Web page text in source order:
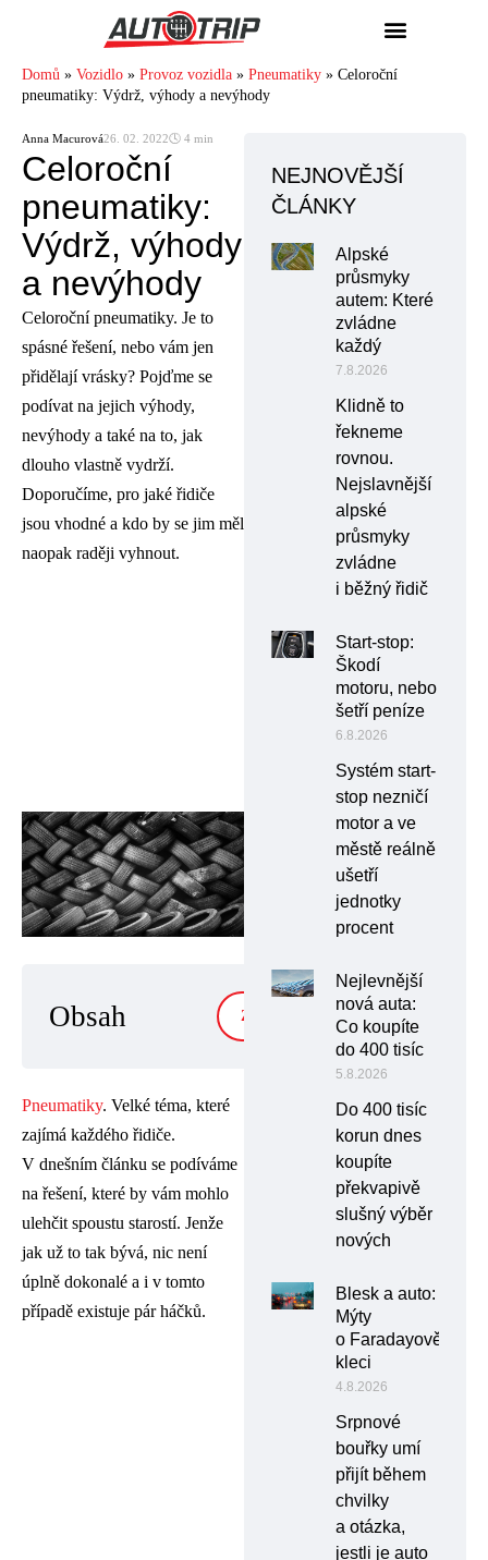
Domů » Vozidlo » Provoz vozidla » Pneumatiky » Celoroční
pneumatiky: Výdrž, výhody a nevýhody
Anna Macurová26. 02. 2022🕓 4 min
Celoroční
pneumatiky:
Výdrž, výhody
a nevýhody
Celoroční pneumatiky. Je to
spásné řešení, nebo vám jen
přidělají vrásky? Pojďme se
podívat na jejich výhody,
nevýhody a také na to, jak
dlouho vlastně vydrží.
Doporučíme, pro jaké řidiče
jsou vhodné a kdo by se jim měl
naopak raději vyhnout.
Obsah ZOBRAZIT
Pneumatiky. Velké téma, které
zajímá každého řidiče.
V dnešním článku se podíváme
na řešení, které by vám mohlo
ulehčit spoustu starostí. Jenže
jak už to tak bývá, nic není
úplně dokonalé a i v tomto
případě existuje pár háčků.
NEJNOVĚJŠÍ
ČLÁNKY
Alpské
průsmyky
autem: Které
zvládne
každý
7.8.2026
Klidně to
řekneme
rovnou.
Nejslavnější
alpské
průsmyky
zvládne
i běžný řidič
Start-stop:
Škodí
motoru, nebo
šetří peníze
6.8.2026
Systém start-
stop nezničí
motor a ve
městě reálně
ušetří
jednotky
procent
Nejlevnější
nová auta:
Co koupíte
do 400 tisíc
5.8.2026
Do 400 tisíc
korun dnes
koupíte
překvapivě
slušný výběr
nových
Blesk a auto:
Mýty
o Faradayově
kleci
4.8.2026
Srpnové
bouřky umí
přijít během
chvilky
a otázka,
jestli je auto